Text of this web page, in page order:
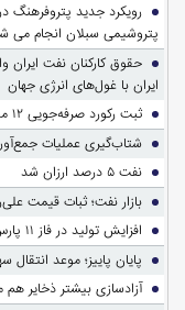
رویکرد جدید پتروفرهنگ
پتروشیمی سبلان انجام می
حقوق کارکنان نفت ایران
ایران با غول‌های انرژی جهان
ثبت رکورد صرفه‌جویی ۱۲ میلیون لیتری بنزین با تمرکز بر سوخت گاز
شتاب‌گیری عملیات
نفت ۵ درصد ارزان شد
بازار نفت؛ ثبات قیمت
افزایش تولید در فاز ۱۱ پارس جنوبی به ۲۸ میلیون مترمکعب در روز
پایان پاییز؛ موعد
آزادسازی بیشتر ذخایر